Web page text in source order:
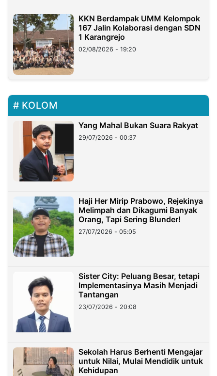
KKN Berdampak UMM Kelompok
167 Jalin Kolaborasi dengan SDN
1 Karangrejo
02/08/2026 - 19:20
KOLOM
Yang Mahal Bukan Suara Rakyat
29/07/2026 - 00:37
Haji Her Mirip Prabowo, Rejekinya
Melimpah dan Dikagumi Banyak
Orang, Tapi Sering Blunder!
27/07/2026 - 05:05
Sister City: Peluang Besar, tetapi
Implementasinya Masih Menjadi
Tantangan
23/07/2026 - 20:08
Sekolah Harus Berhenti Mengajar
untuk Nilai, Mulai Mendidik untuk
Kehidupan